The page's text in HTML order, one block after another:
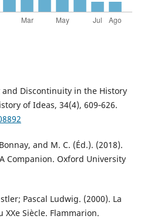
and Discontinuity in the History
of Ideas, 34(4), 609‑626.
and M. C. (Éd.). (2018).
Companion. Oxford University
Pascal Ludwig. (2000). La
Siècle. Flammarion.